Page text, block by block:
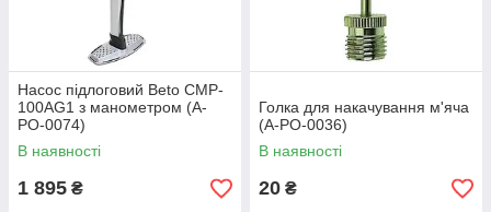
Насос підлоговий Beto CMP-
100AG1 з манометром (A-
PO-0074)
В наявності
1 895 ₴
Голка для накачування м'яча
(A-PO-0036)
В наявності
20 ₴